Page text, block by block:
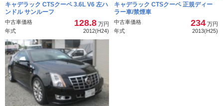
キャデラック CTSクーペ 3.6L V6 左ハ
ンドル サンルーフ
中古車価格 128.8 万円
年式
2012(H24)
キャデラック CTSクーペ 正規ディー
ラー車/禁煙車
中古車価格 234 万円
年式
2013(H25)